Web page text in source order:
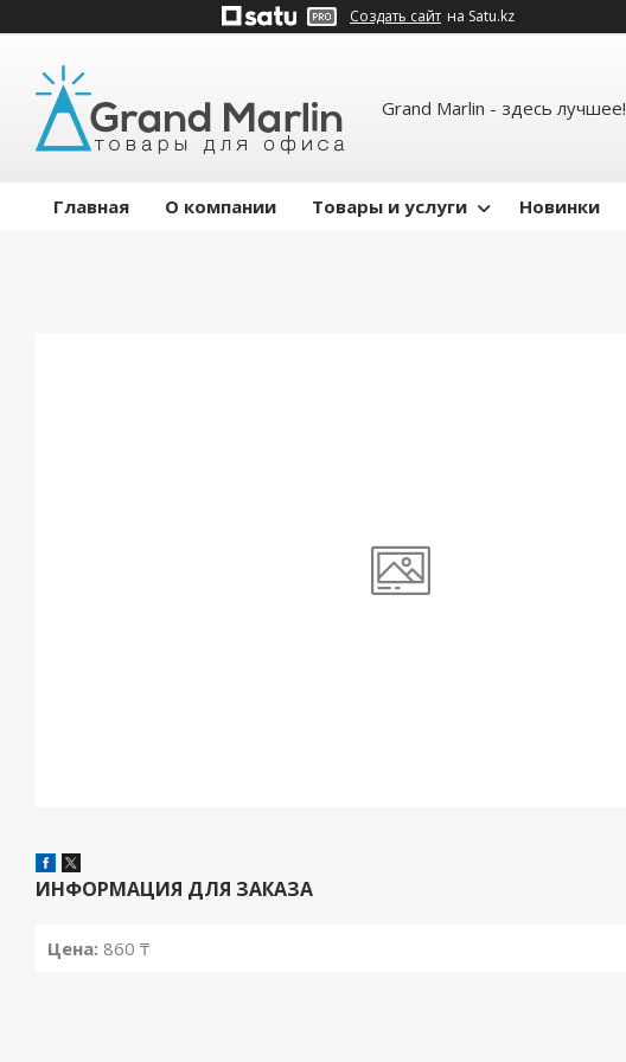
Создать сайт на Satu.kz
Grand Marlin - здесь лучшее!
Главная О компании Товары и услуги Новинки
ИНФОРМАЦИЯ ДЛЯ ЗАКАЗА
Цена: 860 ₸